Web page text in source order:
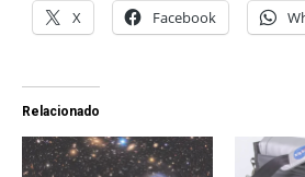
X Facebook
Relacionado